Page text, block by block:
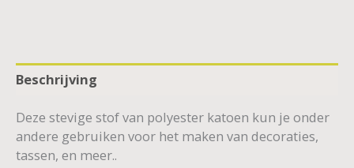
Beschrijving
Deze stevige stof van polyester katoen kun je onder
andere gebruiken voor het maken van decoraties,
tassen, en meer..